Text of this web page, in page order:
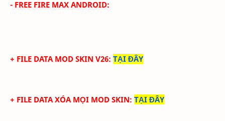
- FREE FIRE MAX ANDROID:
+ FILE DATA MOD SKIN V26: TẠI ĐÂY
+ FILE DATA XÓA MỌI MOD SKIN: TẠI ĐÂY